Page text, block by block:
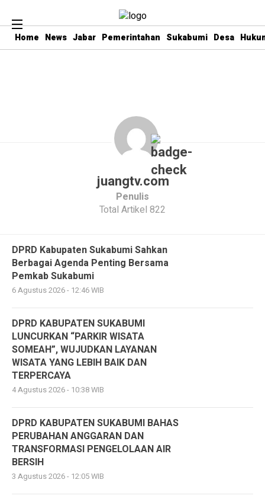
Home News Jabar Pemerintahan Sukabumi Desa
juangtv.com
Penulis
Total Artikel 822
DPRD Kabupaten Sukabumi Sahkan
Berbagai Agenda Penting Bersama
Pemkab Sukabumi
6 Agustus 2026 - 12:46 WIB
DPRD KABUPATEN SUKABUMI
LUNCURKAN “PARKIR WISATA
SOMEAH”, WUJUDKAN LAYANAN
WISATA YANG LEBIH BAIK DAN
TERPERCAYA
4 Agustus 2026 - 10:38 WIB
DPRD KABUPATEN SUKABUMI BAHAS
PERUBAHAN ANGGARAN DAN
TRANSFORMASI PENGELOLAAN AIR
BERSIH
3 Agustus 2026 - 12:05 WIB